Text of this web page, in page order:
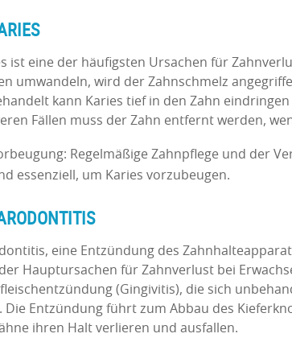
ist eine der häufigsten Ursachen für
umwandeln, wird der Zahnschmelz
kann Karies tief in den Zahn
Fällen muss der Zahn entfernt werden,
Regelmäßige Zahnpflege und der
essenziell, um Karies vorzubeugen.
eine Entzündung des
Hauptursachen für Zahnverlust bei
(Gingivitis), die sich
Die Entzündung führt zum Abbau des
ihren Halt verlieren und ausfallen.